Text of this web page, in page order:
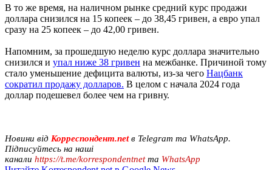
В то же время, на наличном рынке средний курс продажи
доллара снизился на 15 копеек – до 38,45 гривен, а евро упал
сразу на 25 копеек – до 42,00 гривен.
Напомним, за прошедшую неделю курс доллара значительно
снизился и упал ниже 38 гривен на межбанке. Причиной тому
стало уменьшение дефицита валюты, из-за чего Нацбанк
сократил продажу долларов. В целом с начала 2024 года
доллар подешевел более чем на гривну.
Новини від Корреспондент.netв Telegram та WhatsApp.
Підписуйтесь на наші
канали https://t.me/korrespondentnetта WhatsApp